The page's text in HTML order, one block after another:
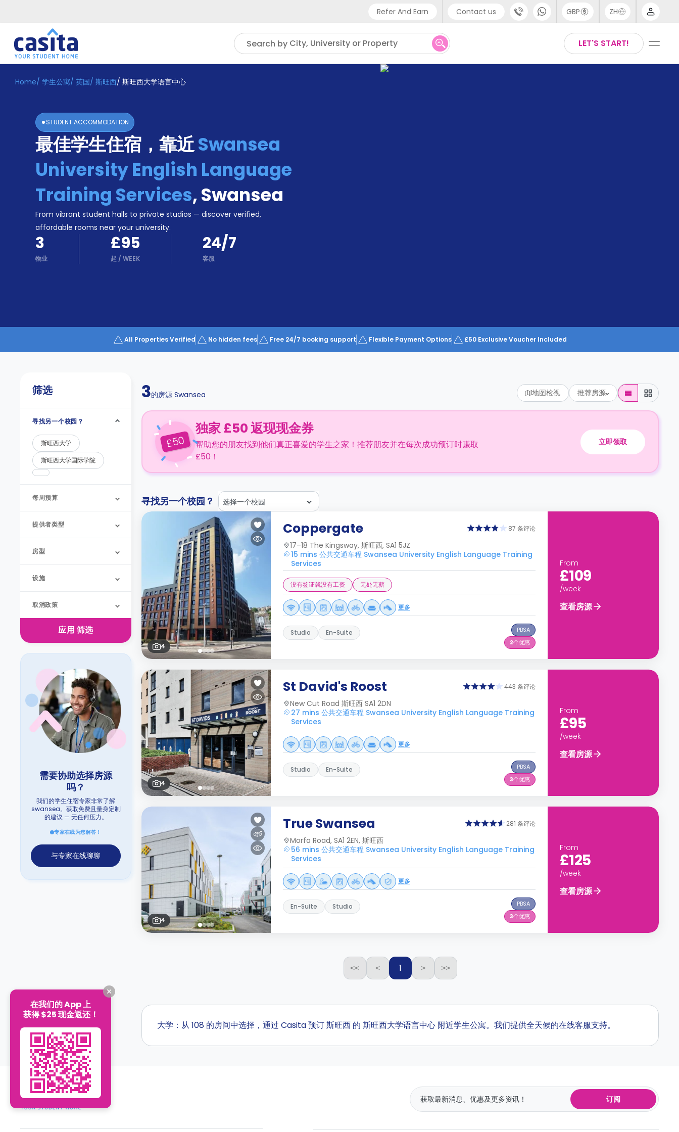
Refer And Earn Contact us
Phone support
UK - +44 (0) 20 3871 8666
GBP ZH
LET'S START!
Search by City, University or Property
Home ZH GBP
入
Booking
Accommodation
Become
Partner
Support
support
Home/ 学生公寓/ 英国/ 斯旺西/ 斯旺西大学语言中心
STUDENT ACCOMMODATION
最佳学生住宿，靠近Swansea
University English Language
Training Services,Swansea
From vibrant student halls to private studios — discover verified,
affordable rooms near your university.
3
物业
£95
起 / WEEK
24/7
客服
All Properties Verified No hidden fees Free 24/7 booking support Flexible Payment Options £50 Exclusive Voucher Included
筛选
寻找另一个校园？
斯旺西大学
斯旺西大学国际学院
每周预算
提供者类型
房型
设施
取消政策
应用 筛选
需要协助选择房源
吗？
我们的学生住宿专家非常了解
swansea。获取免费且量身定制
的建议 — 无任何压力。
专家在线为您解答！
与专家在线聊聊
3的房源 Swansea 地图检视 推荐房源
£50
独家 £50 返现现金券
帮助您的朋友找到他们真正喜爱的学生之家！推荐朋友并在每次成功预订时赚取
£50！
立即领取
寻找另一个校园？ 选择一个校园
4
Coppergate 87 条评论
17–18 The Kingsway, 斯旺西, SA1 5JZ
15 mins 公共交通车程 Swansea University English Language Training
Services
没有签证就没有工资 无处无薪
更多
Studio En-Suite
PBSA
2个优惠
From
£109
/week
查看房源
4
St David's Roost 443 条评论
New Cut Road 斯旺西 SA1 2DN
27 mins 公共交通车程 Swansea University English Language Training
Services
更多
Studio En-Suite
PBSA
3个优惠
From
£95
/week
查看房源
4
True Swansea 281 条评论
Morfa Road, SA1 2EN, 斯旺西
56 mins 公共交通车程 Swansea University English Language Training
Services
更多
En-Suite Studio
PBSA
3个优惠
From
£125
/week
查看房源
<< < 1 > >>
大学：从 108 的房间中选择，通过 Casita 预订 斯旺西 的 斯旺西大学语言中心 附近学生公寓。我们提供全天候的在线客服支持。
订阅
在我们的 App 上
获得 $25 现金返还！